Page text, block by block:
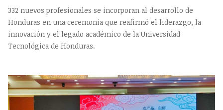
332 nuevos profesionales se incorporan al desarrollo de
Honduras en una ceremonia que reafirmó el liderazgo, la
innovación y el legado académico de la Universidad
Tecnológica de Honduras.